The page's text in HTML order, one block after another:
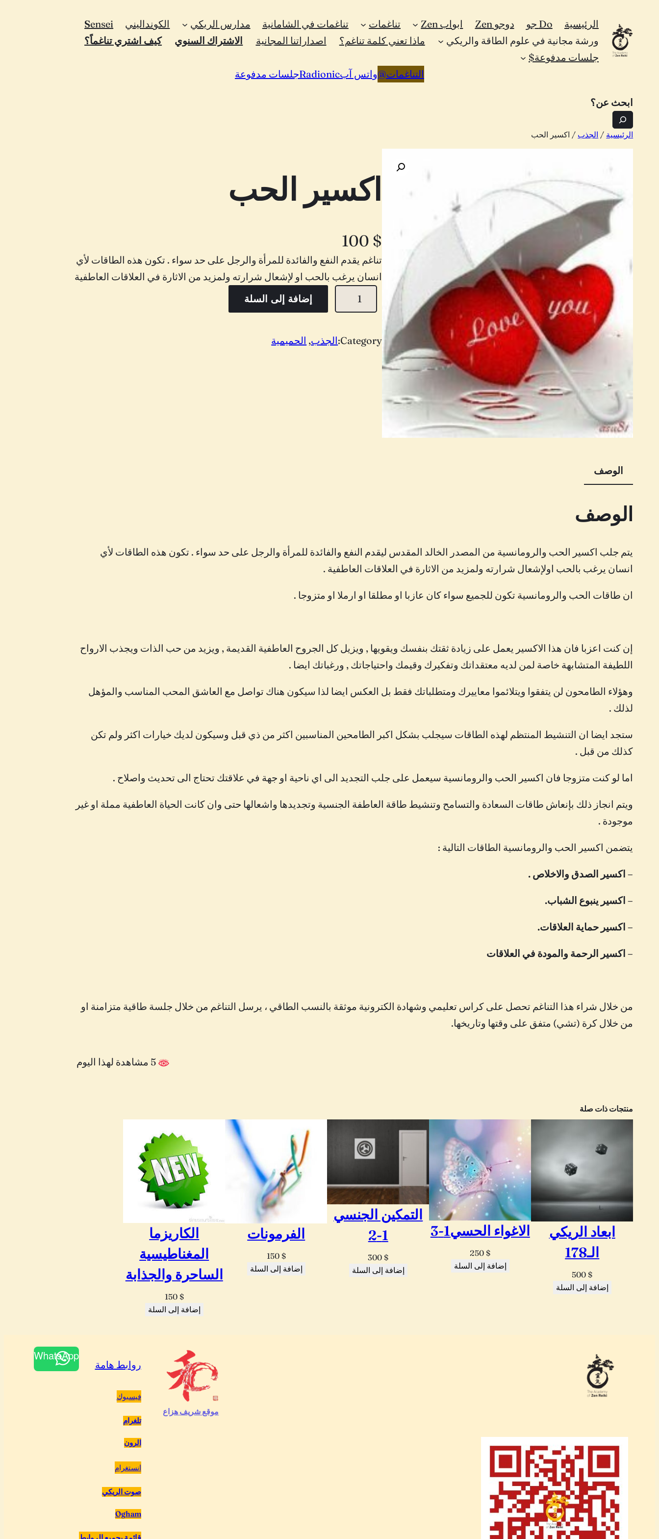
المحتوى
الرئيسية Do جو دوجو Zen ابواب Zen تناغمات تناغمات في الشامانية مدارس الريكي الكونداليني Sensei
ورشة مجانية في علوم الطاقة والريكي
ماذا تعني كلمة تناغم؟ اصداراتنا المجانية الاشتراك السنوي
كيف اشتري تناغماً؟
جلسات مدفوعة$
التناغمات@واتس آبRadionicجلسات مدفوعة
ابحث عن؟
الرئيسية / الجذب / اكسير الحب
اكسير الحب
100 $
تناغم يقدم النفع والفائدة للمرأة والرجل على حد سواء . تكون هذه الطاقات لأي
انسان يرغب بالحب او لإشعال شرارته ولمزيد من الاثارة في العلاقات العاطفية
م
ة
إضافة إلى السلة
Category: الجذب, الحميمية
الوصف
الوصف
يتم جلب اكسير الحب والرومانسية من المصدر الخالد المقدس ليقدم النفع والفائدة للمرأة والرجل على حد سواء . تكون هذه الطاقات لأي
انسان يرغب بالحب اولإشعال شرارته ولمزيد من الاثارة في العلاقات العاطفية .
ان طاقات الحب والرومانسية تكون للجميع سواء كان عازبا او مطلقا او ارملا او متزوجا .
إن كنت اعزبا فان هذا الاكسير يعمل على زيادة ثقتك بنفسك ويقويها , ويزيل كل الجروح العاطفية القديمة , ويزيد من حب الذات ويجذب الارواح
اللطيفة المتشابهة خاصة لمن لديه معتقداتك وتفكيرك وقيمك واحتياجاتك , ورغباتك ايضا .
وهؤلاء الطامحون لن يتفقوا ويتلائموا معاييرك ومتطلباتك فقط بل العكس ايضا لذا سيكون هناك تواصل مع العاشق المحب المناسب والمؤهل
لذلك .
ستجد ايضا ان التنشيط المنتظم لهذه الطاقات سيجلب بشكل اكبر الطامحين المناسبين اكثر من ذي قبل وسيكون لديك خيارات اكثر ولم تكن
كذلك من قبل .
اما لو كنت متزوجا فان اكسير الحب والرومانسية سيعمل على جلب التجديد الى اي ناحية او جهة في علاقتك تحتاج الى تحديث واصلاح .
ويتم انجاز ذلك بإنعاش طاقات السعادة والتسامح وتنشيط طاقة العاطفة الجنسية وتجديدها واشعالها حتى وان كانت الحياة العاطفية مملة او غير
موجودة .
يتضمن اكسير الحب والرومانسية الطاقات التالية :
– اكسير الصدق والاخلاص .
– اكسير ينبوع الشباب.
– اكسير حماية العلاقات.
– اكسير الرحمة والمودة في العلاقات
من خلال شراء هذا التناغم تحصل على كراس تعليمي وشهادة الكترونية موثقة بالنسب الطاقي ، يرسل التناغم من خلال جلسة طاقية متزامنة او
من خلال كرة (تشي) متفق على وقتها وتاريخها.
منتجات ذات صلة
ابعاد الريكي
الـ178
500 $
إضافة إلى السلة
الاغواء الحسي1-3
250 $
إضافة إلى السلة
التمكين الجنسي
1-2
300 $
إضافة إلى السلة
الفرمونات
150 $
إضافة إلى السلة
الكاريزما
المغناطيسية
الساحرة والجذابة
150 $
إضافة إلى السلة
موقع شريف هزاع
روابط هامة
فيسبوك
تلغرام
الرون
انستغرام
صوت الريكي
Ogham
WhatsApp